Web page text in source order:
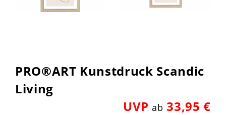
PRO®ART Kunstdruck Scandic
Living
UVPab 33,95 €